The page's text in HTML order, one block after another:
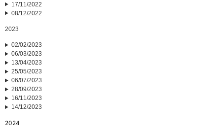
17/11/2022
08/12/2022
2023
02/02/2023
06/03/2023
13/04/2023
25/05/2023
06/07/2023
28/09/2023
16/11/2023
14/12/2023
2024